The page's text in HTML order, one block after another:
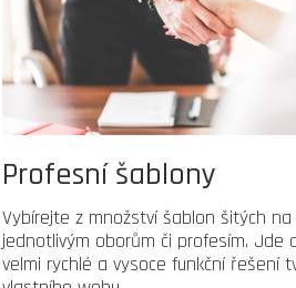
Profesní šablony
Vybírejte z množství šablon šitých na
jednotlivým oborům či profesím. Jde
velmi rychlé a vysoce funkční řešení